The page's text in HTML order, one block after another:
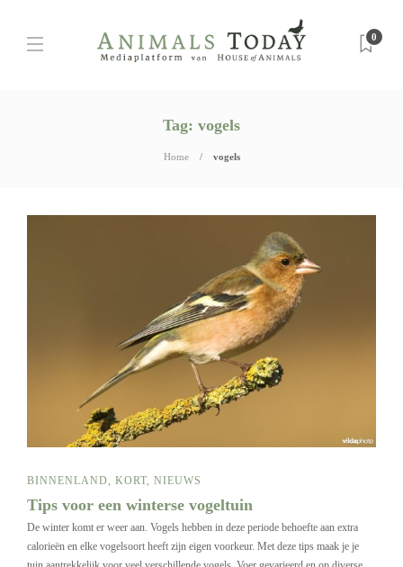
0
Tag: vogels
Home vogels
BINNENLAND KORT NIEUWS
Tips voor een winterse vogeltuin
De winter komt er weer aan. Vogels hebben in deze periode behoefte aan extra
calorieën en elke vogelsoort heeft zijn eigen voorkeur. Met deze tips maak je je